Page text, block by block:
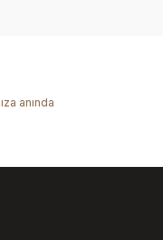
anında